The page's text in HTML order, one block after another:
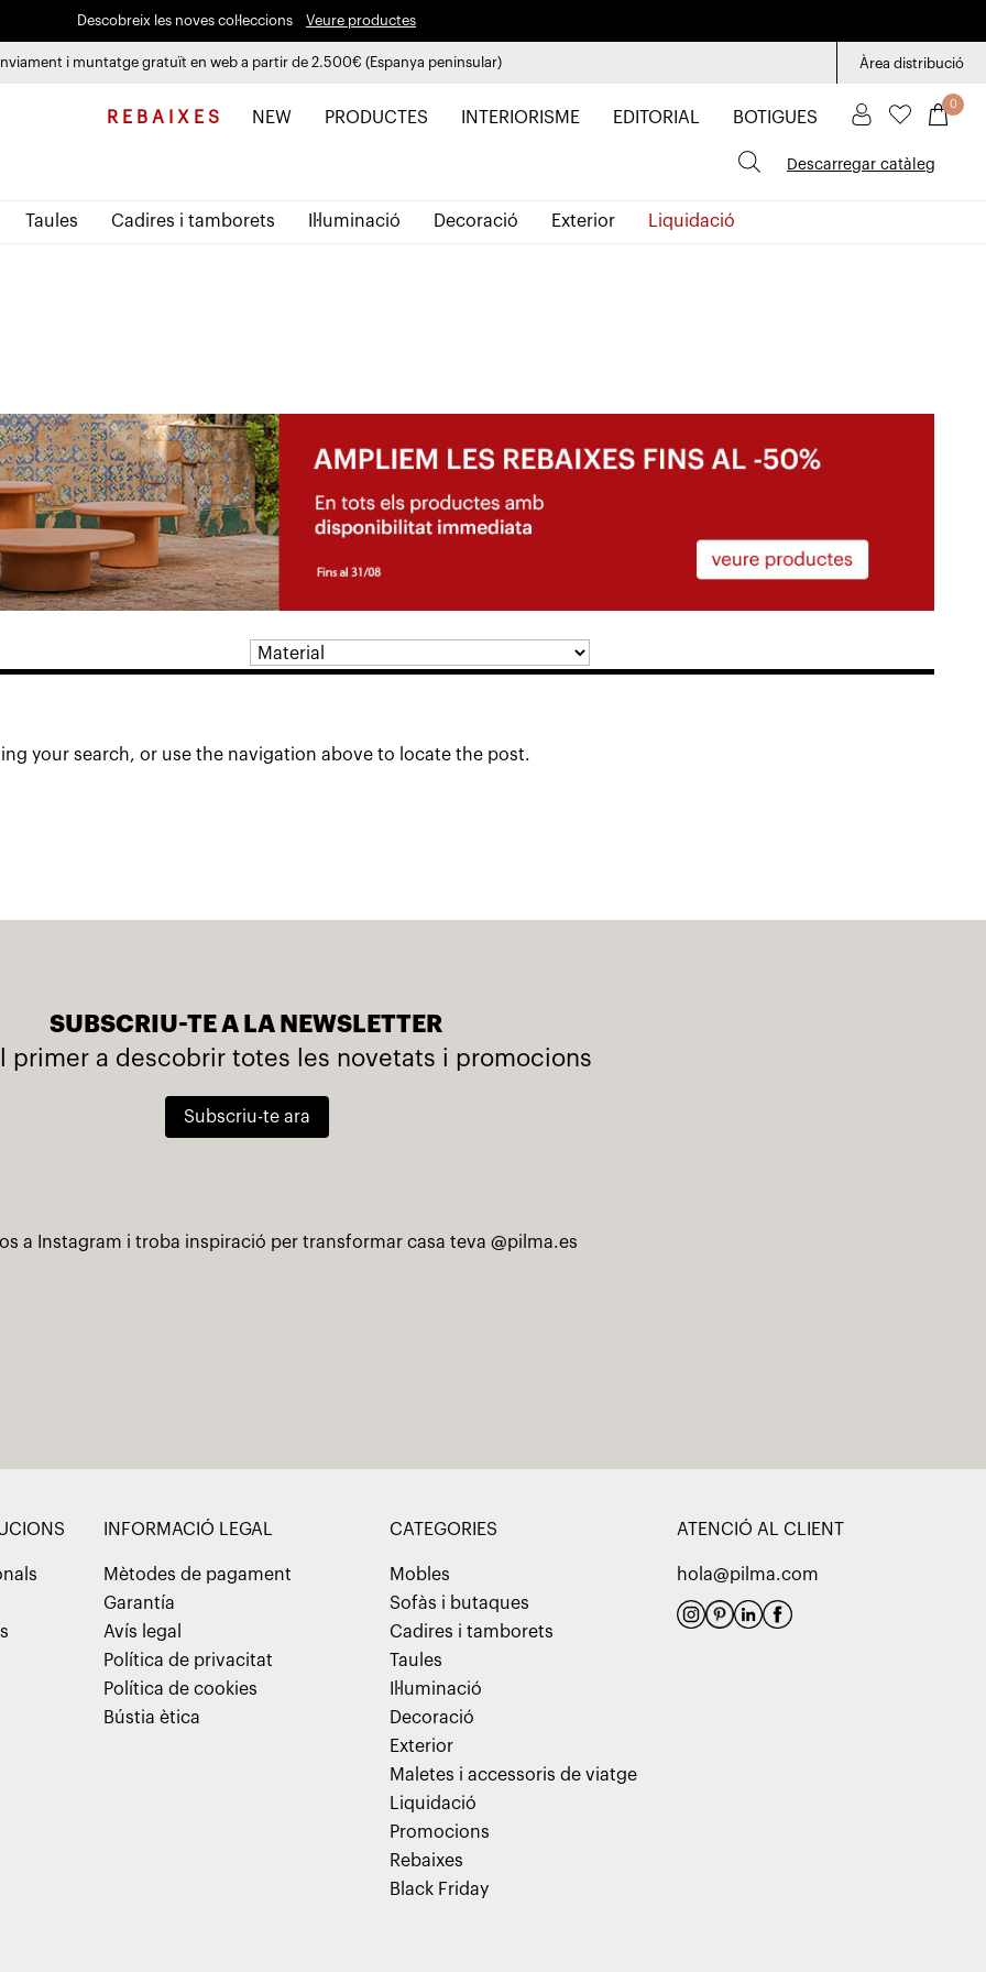
Paga a plaços fins a 3 mesos sense interessos 0% TAE
Descobreix les noves col·leccions Veure productes
i muntatge gratuït en web a partir de 2.500€ (Espanya peninsular) Àrea distribució
R E B A I X E S NEW PRODUCTES INTERIORISME EDITORIAL BOTIGUES
0
Descarregar catàleg
Taules Cadires i tamborets Il·luminació Decoració Exterior Liquidació
your search, or use the navigation above to locate the post.
SUBSCRIU-TE A LA NEWSLETTER
primer a descobrir totes les novetats i promocions
Subscriu-te ara
a Instagram i troba inspiració per transformar casa teva @pilma.es
INFORMACIÓ LEGAL
Mètodes de pagament
Garantía
Avís legal
Política de privacitat
Política de cookies
Bústia ètica
CATEGORIES
Mobles
Sofàs i butaques
Cadires i tamborets
Taules
Il·luminació
Decoració
Exterior
Maletes i accessoris de viatge
Liquidació
Promocions
Rebaixes
Black Friday
ATENCIÓ AL CLIENT
hola@pilma.com